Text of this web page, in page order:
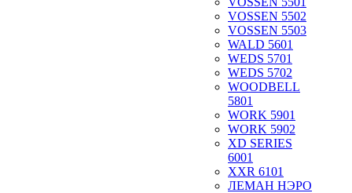
VOSSEN 5502
VOSSEN 5503
WALD 5601
WEDS 5701
WEDS 5702
WOODBELL
5801
WORK 5901
WORK 5902
XD SERIES
6001
XXR 6101
ЛЕМАН НЭРО